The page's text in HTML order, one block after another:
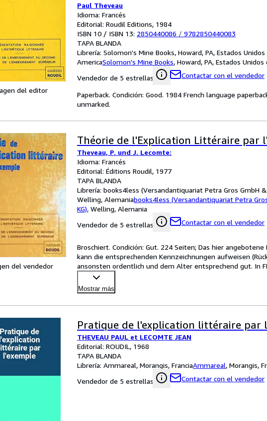
del editor
Paul Theveau
Idioma: Francés
Editorial: Roudil Editions, 1984
ISBN 10 / ISBN 13: 2850440086 / 9782850440083
TAPA BLANDA
Librería: Solomon's Mine Books, Howard, PA, Estados Unidos
AmericaSolomon's Mine Books, Howard, PA, Estados
Vendedor de 5 estrellas
Contactar con el vendedor
Paperback. Condición: Good. 1984 French language
unmarked.
del vendedor
Théorie de l'Explication Littéraire par
Theveau, P. und J. Lecomte:
Idioma: Francés
Editorial: Éditions Roudil, 1977
TAPA BLANDA
Librería: books4less (Versandantiquariat Petra Gros GmbH &
Welling, Alemaniabooks4less (Versandantiquariat Petra
KG), Welling, Alemania
Vendedor de 5 estrellas
Contactar con el vendedor
Broschiert. Condición: Gut. 224 Seiten; Das hier
kann die entsprechenden Kennzeichnungen aufweisen
ansonsten ordentlich und dem Alter entsprechend gut. In
Mostrar más
Pratique de l'explication littéraire par
THEVEAU PAUL et LECOMTE JEAN
Editorial: ROUDIL, 1968
TAPA BLANDA
Librería: Ammareal, Morangis, FranciaAmmareal, Morangis,
Vendedor de 5 estrellas
Contactar con el vendedor